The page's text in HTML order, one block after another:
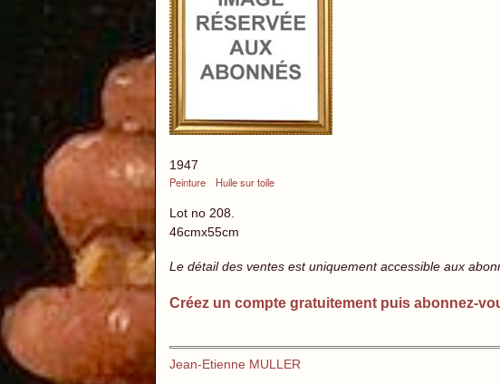
1947
Peinture
Huile sur toile
Lot no 208.
46cmx55cm
Le détail des ventes est uniquement accessible aux
Créez un compte gratuitement puis abonnez-
Jean-Etienne MULLER